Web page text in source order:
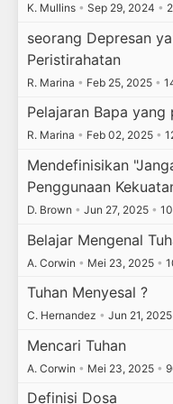
K. Mullins • Sep 29, 2024 •
seorang Depresan
Peristirahatan
R. Marina • Feb 25, 2025 •
Pelajaran Bapa yang
R. Marina • Feb 02, 2025 •
Mendefinisikan
Penggunaan
D. Brown • Jun 27, 2025 •
Belajar Mengenal
A. Corwin • Mei 23, 2025 •
Tuhan Menyesal ?
C. Hernandez • Jun 21, 2025
Mencari Tuhan
A. Corwin • Mei 23, 2025 •
Definisi Dosa